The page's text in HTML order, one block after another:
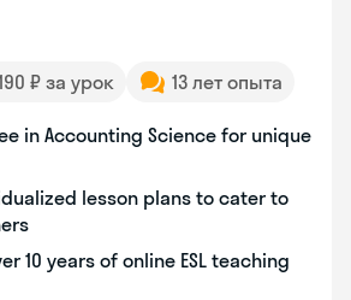
₽ за урок 13 лет опыта
in Accounting Science for unique
lesson plans to cater to
10 years of online ESL teaching